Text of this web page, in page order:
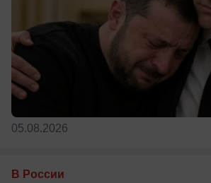
05.08.2026
В России